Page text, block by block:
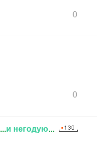
0
0
...и негодую...